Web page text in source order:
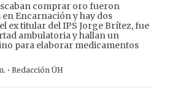
comprar oro fueron
en Encarnación y hay dos
ex titular del IPS Jorge Brítez, fue
ambulatoria y hallan un
para elaborar medicamentos
· Redacción ÚH